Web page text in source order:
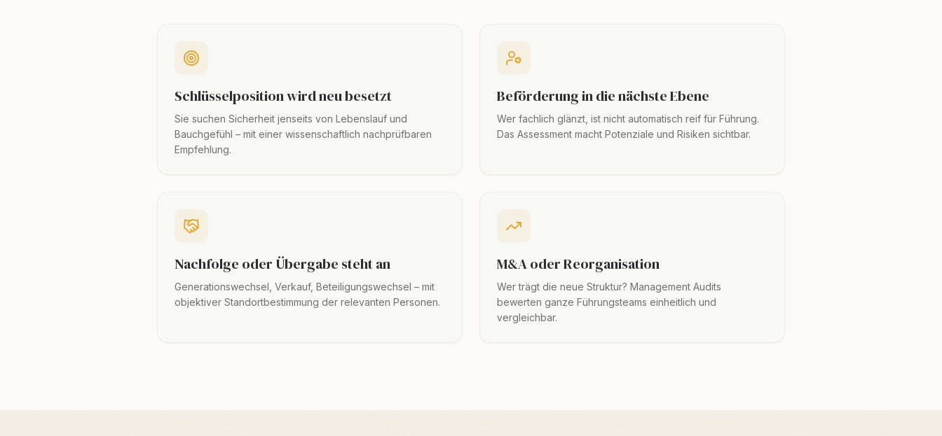
Schlüsselposition wird neu besetzt
Sie suchen Sicherheit jenseits von Lebenslauf und
Bauchgefühl – mit einer wissenschaftlich nachprüfbaren
Empfehlung.
Beförderung in die nächste Ebene
Wer fachlich glänzt, ist nicht automatisch reif für Führung.
Das Assessment macht Potenziale und Risiken sichtbar.
Nachfolge oder Übergabe steht an
Generationswechsel, Verkauf, Beteiligungswechsel – mit
objektiver Standortbestimmung der relevanten Personen.
M&A oder Reorganisation
Wer trägt die neue Struktur? Management Audits
bewerten ganze Führungsteams einheitlich und
vergleichbar.